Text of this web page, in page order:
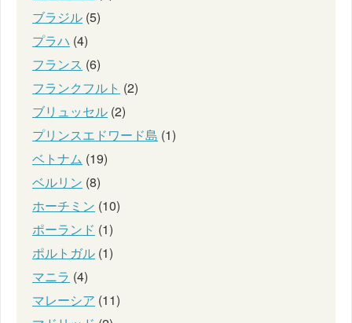
ブラジル (5)
プラハ (4)
フランス (6)
フランクフルト (2)
ブリュッセル (2)
プリンスエドワード島 (1)
ベトナム (19)
ベルリン (8)
ホーチミン (10)
ポーランド (1)
ポルトガル (1)
マニラ (4)
マレーシア (11)